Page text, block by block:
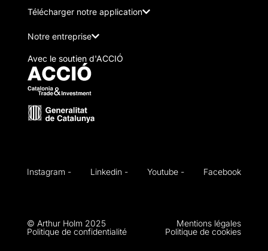
Télécharger notre application
Notre entreprise
Avec le soutien d'ACCIÓ
Instagram - Linkedin - Youtube - Facebook
© Arthur Holm 2025
Mentions légales
Politique de confidentialité
Politique de cookies